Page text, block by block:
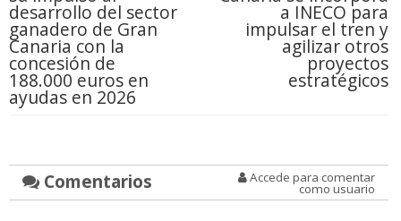
desarrollo del sector
ganadero de Gran
Canaria con la
concesión de
188.000 euros en
ayudas en 2026
a INECO para
impulsar el tren y
agilizar otros
proyectos
estratégicos
Comentarios Accede para comentar
como usuario